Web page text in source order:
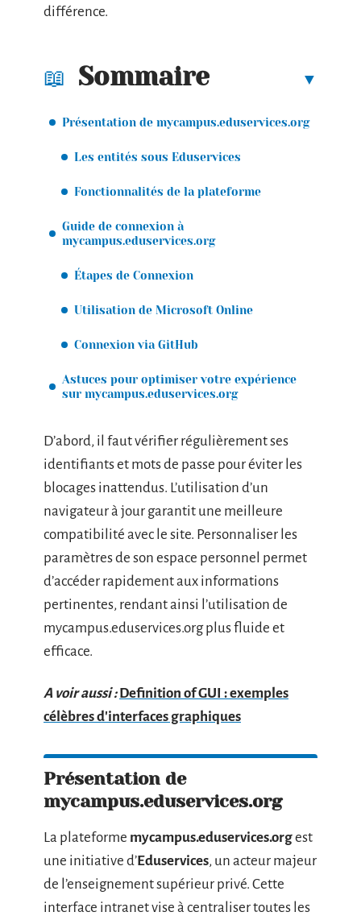
différence.
Sommaire
Présentation de mycampus.eduservices.org
Les entités sous Eduservices
Fonctionnalités de la plateforme
Guide de connexion à
mycampus.eduservices.org
Étapes de Connexion
Utilisation de Microsoft Online
Connexion via GitHub
Astuces pour optimiser votre expérience
sur mycampus.eduservices.org
D’abord, il faut vérifier régulièrement ses
identifiants et mots de passe pour éviter les
blocages inattendus. L’utilisation d’un
navigateur à jour garantit une meilleure
compatibilité avec le site. Personnaliser les
paramètres de son espace personnel permet
d’accéder rapidement aux informations
pertinentes, rendant ainsi l’utilisation de
mycampus.eduservices.org plus fluide et
efficace.
A voir aussi : Definition of GUI : exemples
célèbres d'interfaces graphiques
Présentation de
mycampus.eduservices.org
La plateforme mycampus.eduservices.orgest
une initiative d’Eduservices, un acteur majeur
de l’enseignement supérieur privé. Cette
interface intranet vise à centraliser toutes les